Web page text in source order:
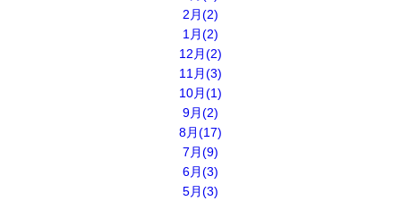
2月(2)
1月(2)
12月(2)
11月(3)
10月(1)
9月(2)
8月(17)
7月(9)
6月(3)
5月(3)